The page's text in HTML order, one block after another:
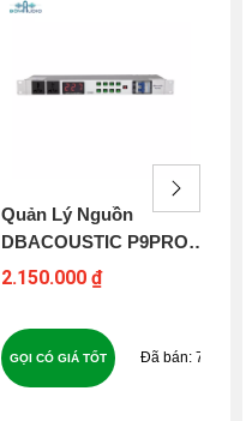
Quản Lý Nguồn
DBACOUSTIC P9PRO
PREMIUM
2.150.000 ₫
77
GỌI CÓ GIÁ TỐT